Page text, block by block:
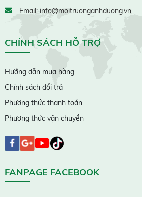
Email: info@moitruonganhduong.vn
CHÍNH SÁCH HỖ TRỢ
Hướng dẫn mua hàng
Chính sách đổi trả
Phương thức thanh toán
Phương thức vận chuyển
FANPAGE FACEBOOK